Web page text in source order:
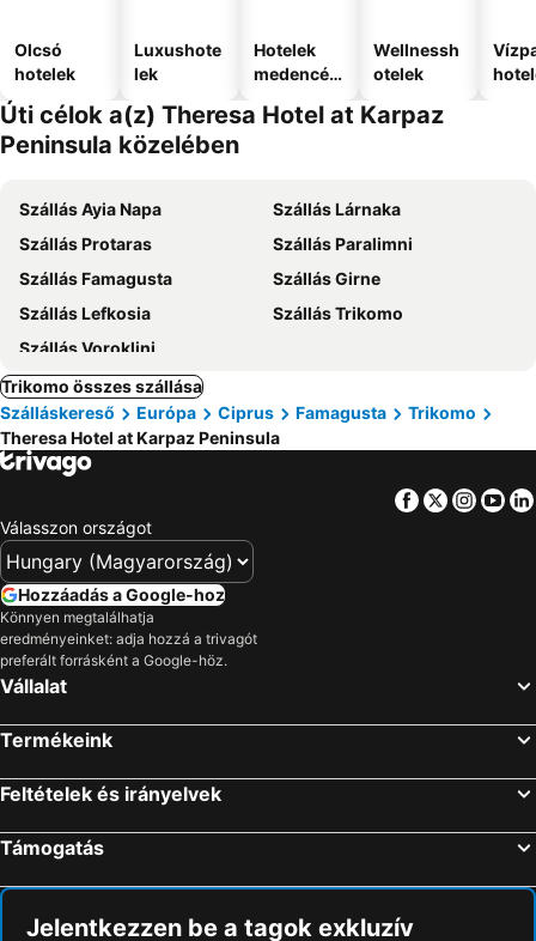
Olcsó
hotelek
Luxushote
lek
Hotelek
medencév
Wellnessh
otelek
Úti célok a(z) Theresa Hotel at Karpaz
Peninsula közelében
Szállás Ayia Napa
Szállás Lárnaka
Szállás Protaras
Szállás Paralimni
Szállás Famagusta
Szállás Girne
Szállás Lefkosia
Szállás Trikomo
Szállás Voroklini
Trikomo összes szállása
Szálláskereső
Európa Ciprus Famagusta
Trikomo
Theresa Hotel at Karpaz Peninsula
Facebook
Twitter
Válasszon országot
Hozzáadás a Google-hoz
Könnyen megtalálhatja
eredményeinket: adja hozzá a trivagót
preferált forrásként a Google-höz.
Vállalat
Termékeink
Feltételek és irányelvek
Támogatás
Jelentkezzen be a tagok exkluzív